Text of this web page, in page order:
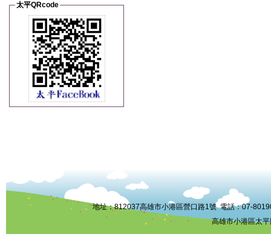
太平QRcode
::: 地址：812037高雄市小港區營口路1號 電話：07-
高雄市小港區太